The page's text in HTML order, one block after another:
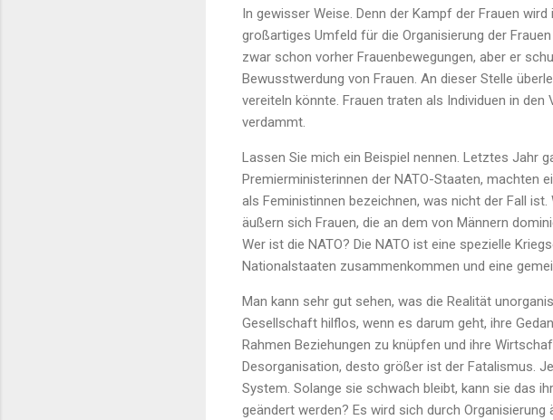
In gewisser Weise. Denn der Kampf der Frauen
großartiges Umfeld für die Organisierung der
zwar schon vorher Frauenbewegungen, aber er
Bewusstwerdung von Frauen. An dieser Stelle
vereiteln könnte. Frauen traten als Individuen in
verdammt.
Lassen Sie mich ein Beispiel nennen. Letztes Jahr
Premierministerinnen der NATO-Staaten, machten
als Feministinnen bezeichnen, was nicht der Fall
äußern sich Frauen, die an dem von Männern
Wer ist die NATO? Die NATO ist eine spezielle
Nationalstaaten zusammenkommen und eine
Man kann sehr gut sehen, was die Realität
Gesellschaft hilflos, wenn es darum geht, ihre
Rahmen Beziehungen zu knüpfen und ihre
Desorganisation, desto größer ist der Fatalismus.
System. Solange sie schwach bleibt, kann sie das
geändert werden? Es wird sich durch Organisierung